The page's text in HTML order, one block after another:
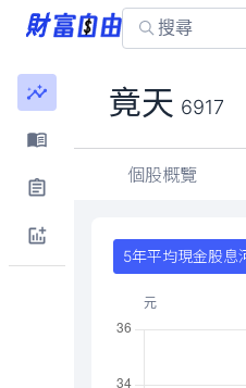
竟天 6917
個股概覽
5年平均現金股息